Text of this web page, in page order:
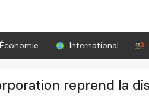
Économie International
reprend la